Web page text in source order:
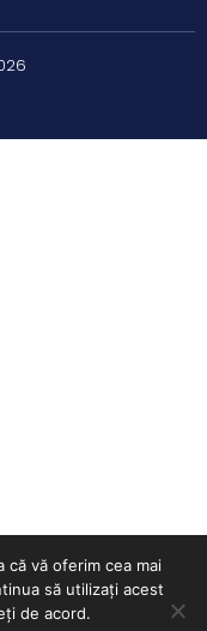
că vă oferim cea mai
să utilizați acest
de acord.